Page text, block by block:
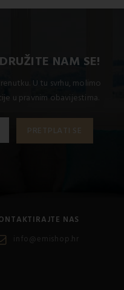
NAM SE!
U tu svrhu, molimo
u pravnim obavijestima.
NAS
info@emishop.hr